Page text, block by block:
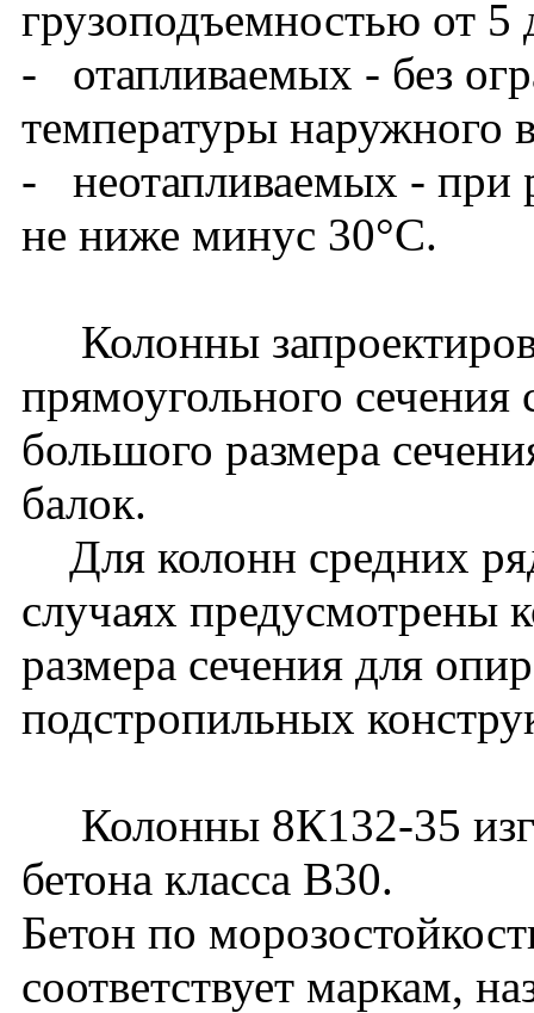
грузоподъемностью от 5
- отапливаемых - без
температуры наружного
- неотапливаемых - при
не ниже минус 30°С.
Колонны
прямоугольного сечения
большого размера
балок.
Для колонн средних
случаях предусмотрены
размера сечения для
подстропильных
Колонны 8К132-35
бетона класса В30.
Бетон по
соответствует маркам,